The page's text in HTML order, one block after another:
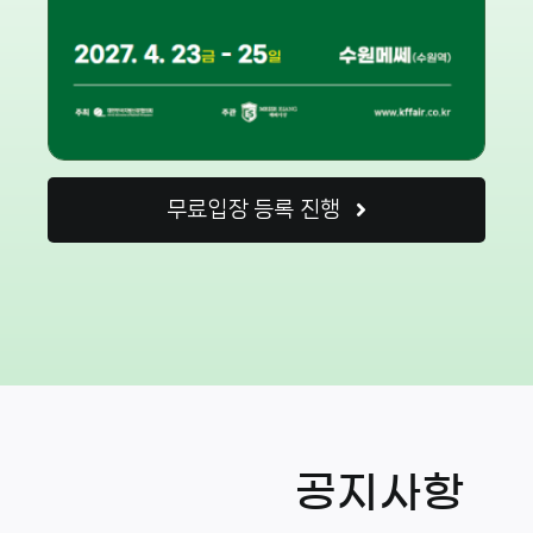
무료입장 등록 진행
공지사항